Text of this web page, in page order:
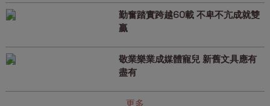
勤奮踏實跨越60載 不卑不亢成就雙
贏
敬業樂業成媒體寵兒 新舊文具應有
盡有